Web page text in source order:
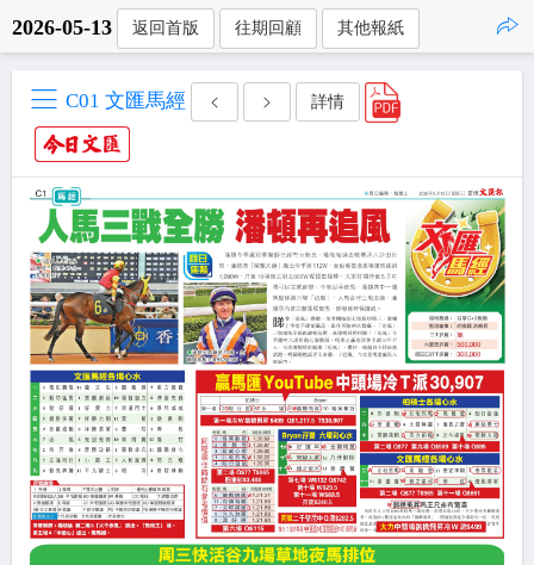
2026-05-13 返回首版 往期回顧 其他報紙
C01 文匯馬經 詳情
點擊複製